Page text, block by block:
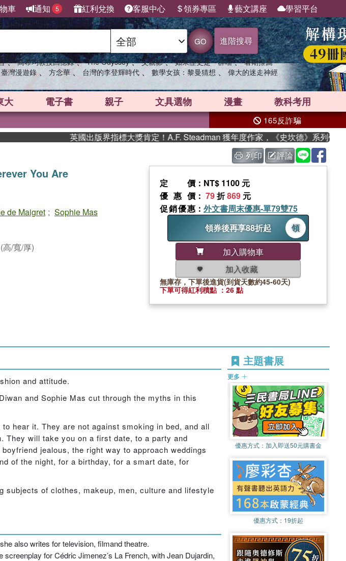
車 通知 5 紅利兌換 客服中心 領券專區 藝文講座 學習平台
GO 進階搜尋
、 高希均教授回憶錄 、 The Odyssey 、 父親節 、 如果歷史是一群喵 、 暑期推薦
灣漫遊錄 、 方念華 、 台灣的李登輝時代 、 數學女孩：黎曼猜想 、 偉大的迷走神經
大 電子書 親子 文具選物 漫畫 教科考用
165反詐騙
英國出版界指標大獎肯定！A.F. Steadman 獲年度作家，《史坎德》系列帶你踏
列印 評論
You Are
de Maigret ; Sophie Mas
/寬/厚)
定價 ：NT$ 1100 元
優惠價 ： 79折869 元
促銷優惠 ： 外文書周末優惠-單79雙75
領券後再享88折起
領
加入購物車
加入收藏
無庫存，下單後進貨(到貨天數約45-60天)
下單可得紅利積點 ：26 點
and attitude.
and Sophie Mas cut through the myths in this
hear it. They are not against smoking in bed, and all
They will take you on a first date, to a party and
jealous, the right way to approach weddings
of the night, for a birthday, for a smart date, for
subjects of clothes, makeup, men, culture and lifestyle
also writes for television, filmand theatre.
for Cédric Jimenez’s La French, with Jean Dujardin,
主題書展
更多
優惠方式： 加入即送50元購書金
優惠方式： 19折起